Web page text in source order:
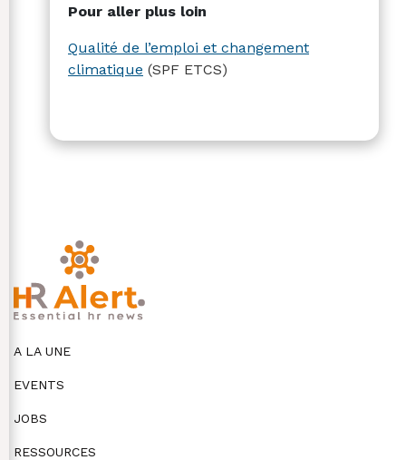
Pour aller plus loin
Qualité de l’emploi et changement
climatique (SPF ETCS)
A LA UNE
EVENTS
JOBS
RESSOURCES